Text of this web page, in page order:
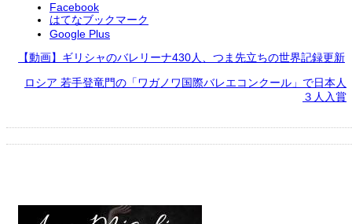
Facebook
はてなブックマーク
Google Plus
【動画】ギリシャのバレリーナ430人、つま先立ちの世界記録更新
ロシア 若手登竜門の「ワガノワ国際バレエコンクール」で日本人
３人入賞